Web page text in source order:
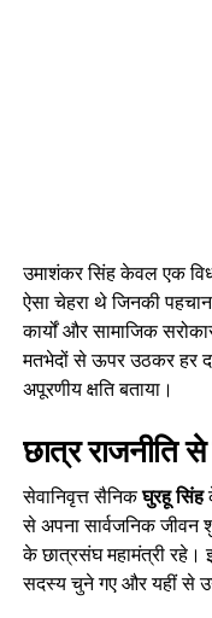
उमाशंकर सिंह केवल एक
ऐसा चेहरा थे जिनकी
कार्यों और सामाजिक
मतभेदों से ऊपर उठकर हर
अपूरणीय क्षति बताया।
छात्र राजनीति
सेवानिवृत्त सैनिकघुरहू सिंह
से अपना सार्वजनिक
के छात्रसंघ महामंत्री रहे।
सदस्य चुने गए और यहीं से